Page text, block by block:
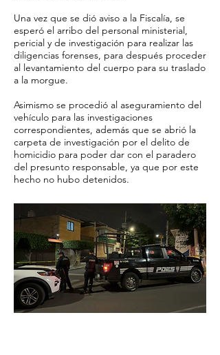
Una vez que se dió aviso a la Fiscalía, se
esperó el arribo del personal ministerial,
pericial y de investigación para realizar las
diligencias forenses, para después proceder
al levantamiento del cuerpo para su traslado
a la morgue.
Asimismo se procedió al aseguramiento del
vehículo para las investigaciones
correspondientes, además que se abrió la
carpeta de investigación por el delito de
homicidio para poder dar con el paradero
del presunto responsable, ya que por este
hecho no hubo detenidos.